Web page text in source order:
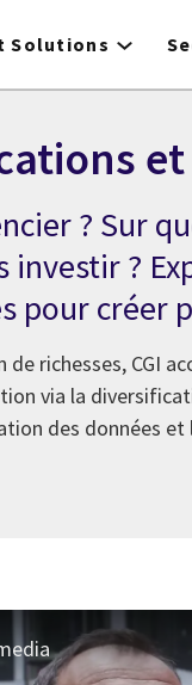
Solutions
? Sur
investir ?
pour créer
richesses, CGI
via la
des données et